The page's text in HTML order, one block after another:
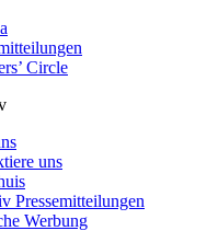
Circle
uns
Pressemitteilungen
Werbung